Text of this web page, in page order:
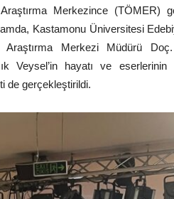
Merkezince (TÖMER)
Kastamonu Üniversitesi
Merkezi Müdürü
Veysel’in hayatı ve eserlerinin
de gerçekleştirildi.